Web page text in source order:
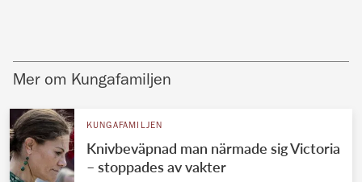
Mer om Kungafamiljen
KUNGAFAMILJEN
Knivbeväpnad man närmade sig Victoria
– stoppades av vakter